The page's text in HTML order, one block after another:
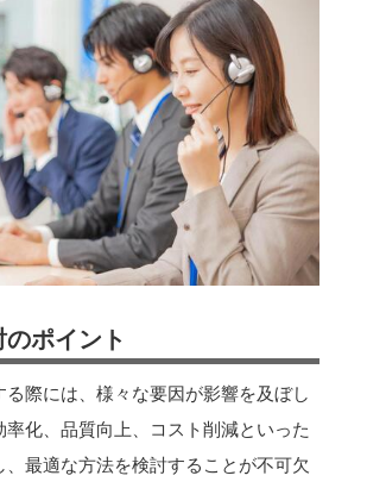
ポイント
る際には、様々な要因が影響を及ぼし
率化、品質向上、コスト削減といった
、最適な方法を検討することが不可欠